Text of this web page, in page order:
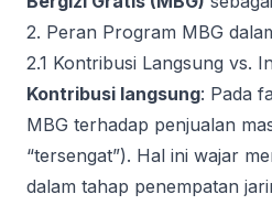
2. Peran Program MBG
2.1 Kontribusi Langsung vs.
Kontribusi langsung: Pada
MBG terhadap penjualan
“tersengat”). Hal ini wajar
dalam tahap penempatan